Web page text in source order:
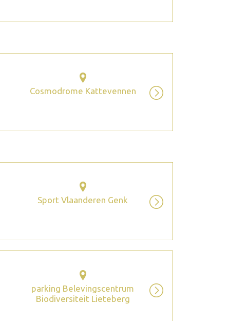
Cosmodrome Kattevennen
Sport Vlaanderen Genk
parking Belevingscentrum
Biodiversiteit Lieteberg